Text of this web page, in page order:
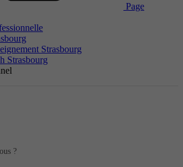
Page
Strasbourg
Strasbourg
?